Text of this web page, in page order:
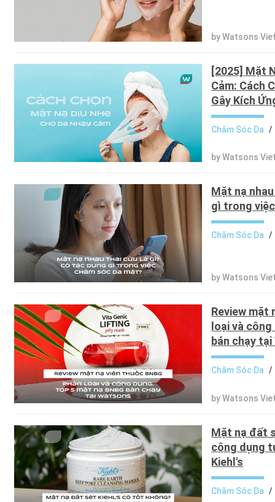
by Watsons
[2025] Mặt
Cảm: Cách
Gây Kích
Chăm Sóc Da /
by Watsons
Mặt nạ
gì trong
Chăm Sóc Da /
by Watsons
Review mặt
loại và
bán chạy
Chăm Sóc Da /
by Watsons
Mặt nạ đất
công dụng
Kiehl's
Chăm Sóc Da /